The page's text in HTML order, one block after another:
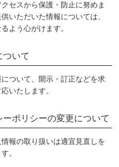
セスから保護・防止に努めま
いただいた情報については、
よう心がけます。
ついて
ついて、開示・訂正などを求
いたします。
ポリシーの変更について
報の取り扱いは適宜見直しを
。